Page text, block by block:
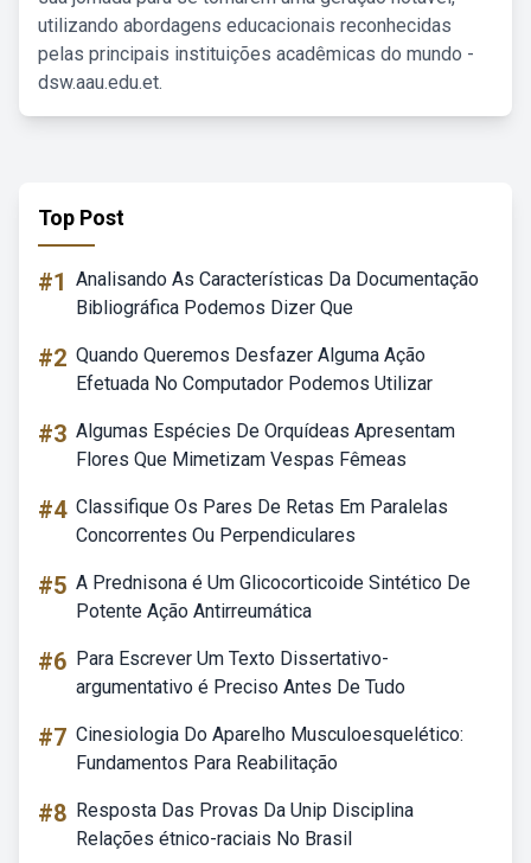
utilizando abordagens educacionais reconhecidas
pelas principais instituições acadêmicas do mundo -
dsw.aau.edu.et.
Top Post
#1 Analisando As Características Da Documentação
Bibliográfica Podemos Dizer Que
#2 Quando Queremos Desfazer Alguma Ação
Efetuada No Computador Podemos Utilizar
#3 Algumas Espécies De Orquídeas Apresentam
Flores Que Mimetizam Vespas Fêmeas
#4 Classifique Os Pares De Retas Em Paralelas
Concorrentes Ou Perpendiculares
#5 A Prednisona é Um Glicocorticoide Sintético De
Potente Ação Antirreumática
#6 Para Escrever Um Texto Dissertativo-
argumentativo é Preciso Antes De Tudo
#7 Cinesiologia Do Aparelho Musculoesquelético:
Fundamentos Para Reabilitação
#8 Resposta Das Provas Da Unip Disciplina
Relações étnico-raciais No Brasil